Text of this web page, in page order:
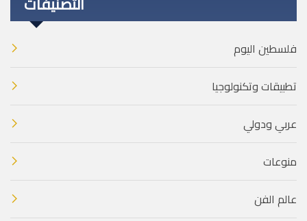
فلسطين اليوم
تطبيقات وتكنولوجيا
عربي ودولي
منوعات
عالم الفن